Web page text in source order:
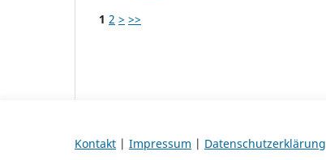
1 2 > >>
Kontakt | Impressum | Datenschutzerklärung